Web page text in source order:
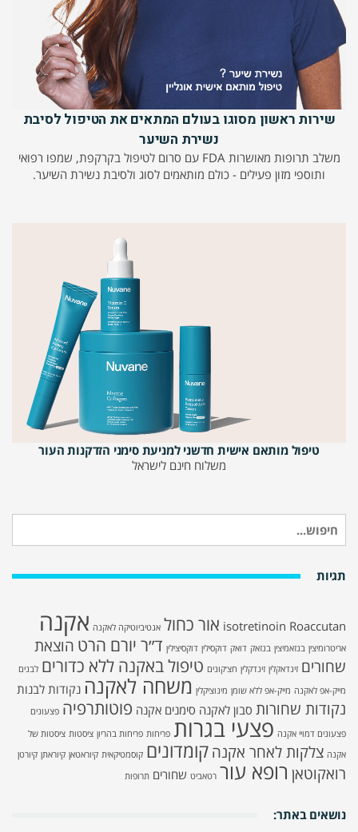
שירות ראשון מסוגו בעולם המתאים את הטיפול לסיבת
נשירת השיער
משלב תרופות מאושרות FDA עם סרום לטיפול בקרקפת, שמפו רפואי
ותוספי מזון פעילים - כולם מותאמים לסוג ולסיבת נשירת השיער.
טיפול מותאם אישית חדשני למניעת סימני הזדקנות העור
משלוח חינם לישראל
עבור:
תגיות
isotretinoin Roaccutan אור כחול אנטיביוטיקה לאקנה אקנה
אריטרומיצין בנזאמיצין בנזאק דואק דוקסילין דוקסיצילין ד״ר יורם הרט הוצאת
שחורים זינדאקלין זינדקלין חצ׳קונים טיפול באקנה ללא כדורים לבנים
מייק-אפ לאקנה מייק-אפ ללא שומן מינוציקלין משחה לאקנה נקודות לבנות
נקודות שחורות סבון לאקנה סימנים אקנה פוטותרפיה פצעונים
פצעונים דמויי אקנה פצעי בגרות פריחות פריחות בהריון ציסטות ציסטות של
אקנה צלקות לאחר אקנה קומדונים קוסמטיקאית קיוראטאן קיוראתן קיורטן
רואקוטאן רופא עור רטאביט שחורים תרופות
נושאים באתר: